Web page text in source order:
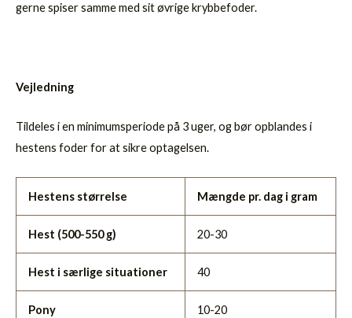
gerne spiser samme med sit øvrige krybbefoder.
Vejledning
Tildeles i en minimumsperiode på 3 uger, og bør opblandes i
hestens foder for at sikre optagelsen.
Hestens størrelse Mængde pr. dag i gram
Hest (500-550 g) 20-30
Hest i særlige situationer 40
Pony 10-20